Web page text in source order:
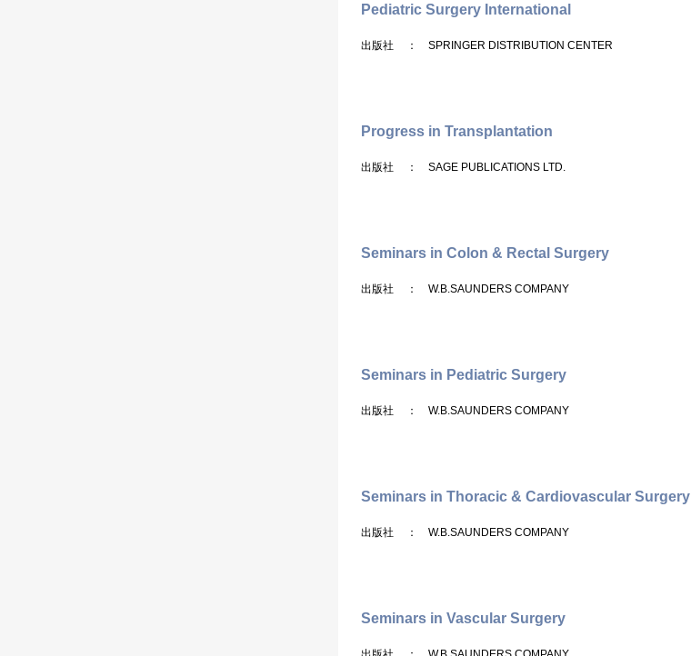
Pediatric Surgery International
出版社 ： SPRINGER DISTRIBUTION CENTER
Progress in Transplantation
出版社 ： SAGE PUBLICATIONS LTD.
Seminars in Colon & Rectal Surgery
出版社 ： W.B.SAUNDERS COMPANY
Seminars in Pediatric Surgery
出版社 ： W.B.SAUNDERS COMPANY
Seminars in Thoracic & Cardiovascular Surgery
出版社 ： W.B.SAUNDERS COMPANY
Seminars in Vascular Surgery